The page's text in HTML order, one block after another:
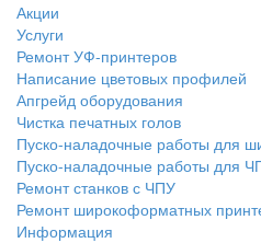
Акции
Услуги
Ремонт УФ-принтеров
Написание цветовых профилей
Апгрейд оборудования
Чистка печатных голов
Пуско-наладочные работы для
Пуско-наладочные работы для
Ремонт станков с ЧПУ
Ремонт широкоформатных
Информация